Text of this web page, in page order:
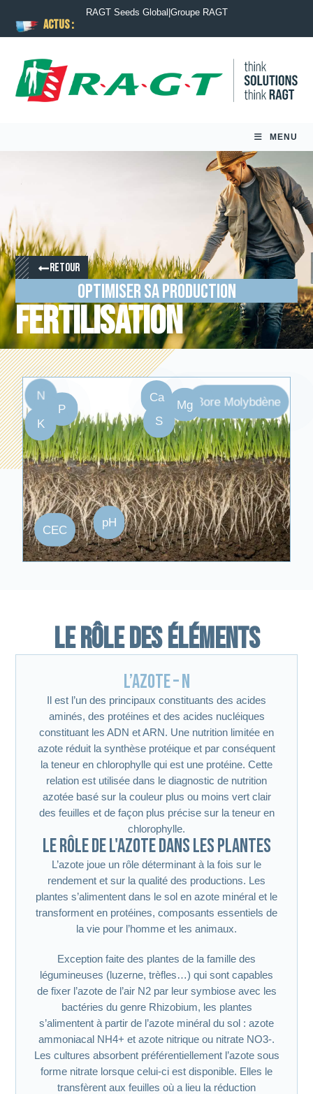
ACTUS :
RAGT Seeds Global Groupe RAGT
MENU
RETOUR
Optimiser sa production
Fertilisation
Bore Molybdène
N
P
K
Ca
Mg
S
CEC
pH
Le rôle des éléments
L’azote – N
Il est l’un des principaux constituants des acides
aminés, des protéines et des acides nucléiques
constituant les ADN et ARN. Une nutrition limitée en
azote réduit la synthèse protéique et par conséquent
la teneur en chlorophylle qui est une protéine. Cette
relation est utilisée dans le diagnostic de nutrition
azotée basé sur la couleur plus ou moins vert clair
des feuilles et de façon plus précise sur la teneur en
chlorophylle.
Le rôle de l'azote dans les plantes
L’azote joue un rôle déterminant à la fois sur le
rendement et sur la qualité des productions. Les
plantes s’alimentent dans le sol en azote minéral et le
transforment en protéines, composants essentiels de
la vie pour l’homme et les animaux.
Exception faite des plantes de la famille des
légumineuses (luzerne, trèfles…) qui sont capables
de fixer l’azote de l’air N2 par leur symbiose avec les
bactéries du genre Rhizobium, les plantes
s’alimentent à partir de l’azote minéral du sol : azote
ammoniacal NH4+ et azote nitrique ou nitrate NO3-.
Les cultures absorbent préférentiellement l’azote sous
forme nitrate lorsque celui-ci est disponible. Elles le
transfèrent aux feuilles où a lieu la réduction